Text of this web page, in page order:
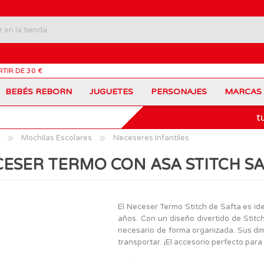
DE 30 €
BEBÉS REBORN JUGUETES
Carros Portamochilas Coches de Juguete
Muñecas
Patinetes
PERSONAJES
Bob Esponja Disney
Sonic
The Beasties
MARCAS
Barbie Barriguitas
VTech
MARCAS
Mochilas Escolares Neceseres Infantiles
TERMO CON ASA STITCH
El Neceser Termo Stitch de Safta es
años. Con un diseño divertido de
necesario de forma organizada. Sus
transportar. ¡El accesorio perfecto